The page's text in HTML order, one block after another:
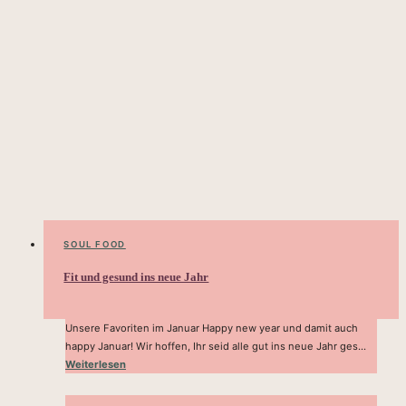
SOUL FOOD
Fit und gesund ins neue Jahr
Unsere Favoriten im Januar Happy new year und damit auch
happy Januar! Wir hoffen, Ihr seid alle gut ins neue Jahr ges...
Weiterlesen